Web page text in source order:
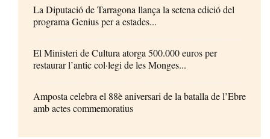
La Diputació de Tarragona llança la setena edició del
programa Genius per a estades...
El Ministeri de Cultura atorga 500.000 euros per
restaurar l’antic col·legi de les Monges...
Amposta celebra el 88è aniversari de la batalla de l’Ebre
amb actes commemoratius